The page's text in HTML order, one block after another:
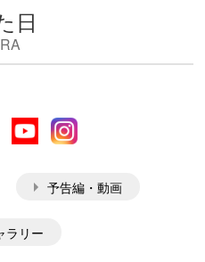
日
YouTubeInstagram
予告編・動画
ラリー